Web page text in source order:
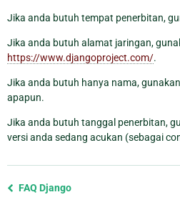
Jika anda butuh tempat penerbitan,
Jika anda butuh alamat jaringan,
https://www.djangoproject.com/.
Jika anda butuh hanya nama,
apapun.
Jika anda butuh tanggal penerbitan,
versi anda sedang acukan (sebagai
Previous
FAQ Django